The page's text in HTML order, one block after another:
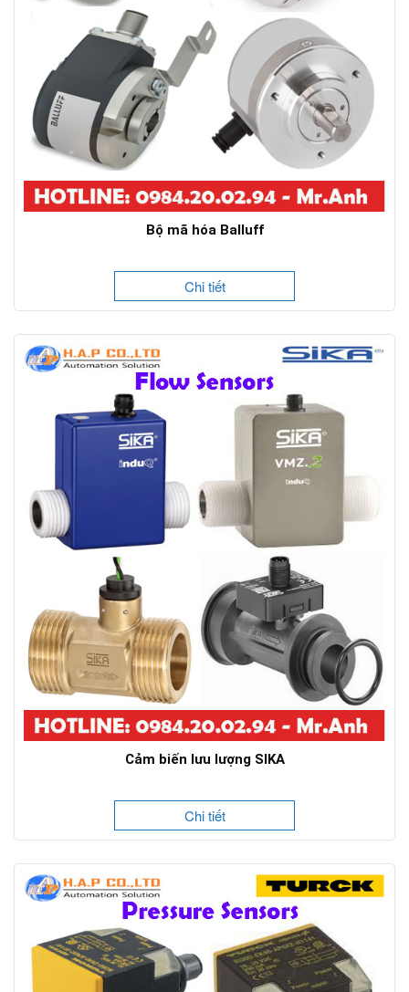
Bộ mã hóa Balluff
Chi tiết
Cảm biến lưu lượng SIKA
Chi tiết